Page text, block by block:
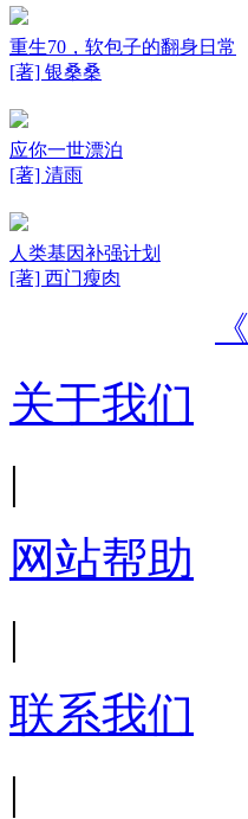
重生70，软包子的翻身日常
[著] 银桑桑
应你一世漂泊
[著] 清雨
人类基因补强计划
[著] 西门瘦肉
关于我们
|
网站帮助
|
联系我们
|